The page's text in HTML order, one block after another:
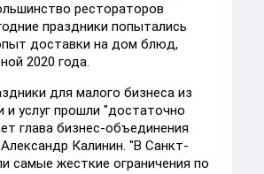
рестораторов
праздники попытались
доставки на дом блюд,
2020 года.
для малого бизнеса из
и услуг прошли "достаточно
глава бизнес-объединения
Калинин. "В Санкт-
самые жесткие ограничения по